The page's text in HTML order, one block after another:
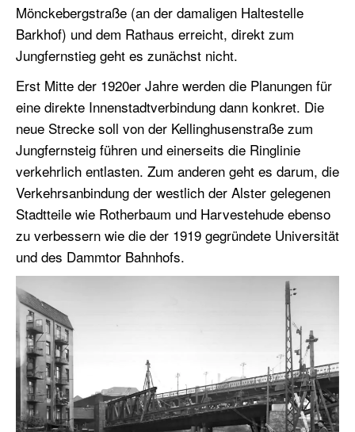
Mönckebergstraße (an der damaligen Haltestelle
Barkhof) und dem Rathaus erreicht, direkt zum
Jungfernstieg geht es zunächst nicht.
Erst Mitte der 1920er Jahre werden die Planungen für
eine direkte Innenstadtverbindung dann konkret. Die
neue Strecke soll von der Kellinghusenstraße zum
Jungfernsteig führen und einerseits die Ringlinie
verkehrlich entlasten. Zum anderen geht es darum, die
Verkehrsanbindung der westlich der Alster gelegenen
Stadtteile wie Rotherbaum und Harvestehude ebenso
zu verbessern wie die der 1919 gegründete Universität
und des Dammtor Bahnhofs.